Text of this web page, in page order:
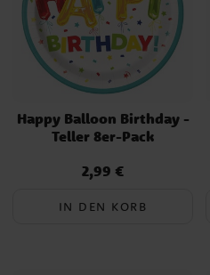
Happy Balloon Birthday -
Teller 8er-Pack
Preis:2,99 €
2,99 €
IN DEN KORB